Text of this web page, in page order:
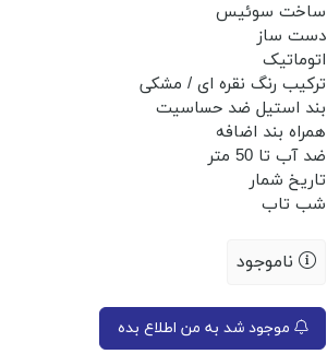
ساخت سوئیس
دست ساز
اتوماتیک
ترکیب رنگ نقره ای / مشکی
بند استیل ضد حساسیت
همراه بند اضافه
ضد آب تا 50 متر
تاریخ شمار
شب تاب
ناموجود
موجود شد به من اطلاع بده